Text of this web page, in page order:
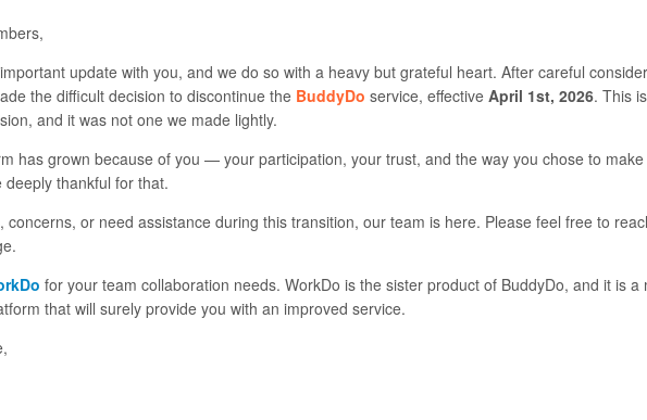
update with you, and we do so with a heavy but grateful heart. After careful
the difficult decision to discontinue the BuddyDo service, effective April 1st, 2026. This
and it was not one we made lightly.
has grown because of you — your participation, your trust, and the way you chose to
thankful for that.
concerns, or need assistance during this transition, our team is here. Please feel free to
for your team collaboration needs. WorkDo is the sister product of BuddyDo, and it is a
that will surely provide you with an improved service.